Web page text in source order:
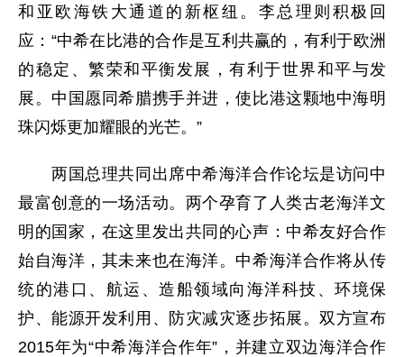
和亚欧海铁大通道的新枢纽。李总理则积极回
应：“中希在比港的合作是互利共赢的，有利于欧洲
的稳定、繁荣和平衡发展，有利于世界和平与发
展。中国愿同希腊携手并进，使比港这颗地中海明
珠闪烁更加耀眼的光芒。”
两国总理共同出席中希海洋合作论坛是访问中
最富创意的一场活动。两个孕育了人类古老海洋文
明的国家，在这里发出共同的心声：中希友好合作
始自海洋，其未来也在海洋。中希海洋合作将从传
统的港口、航运、造船领域向海洋科技、环境保
护、能源开发利用、防灾减灾逐步拓展。双方宣布
2015年为“中希海洋合作年”，并建立双边海洋合作